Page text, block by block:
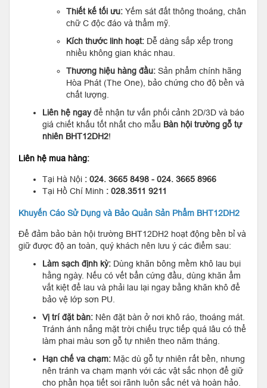
Thiết kế tối ưu: Yếm sát đất thông thoáng, chân
chữ C độc đáo và thẩm mỹ.
Kích thước linh hoạt: Dễ dàng sắp xếp trong
nhiều không gian khác nhau.
Thương hiệu hàng đầu: Sản phẩm chính hãng
Hòa Phát (The One), bảo chứng cho độ bền và
chất lượng.
Liên hệ ngayđể nhận tư vấn phối cảnh 2D/3D và báo
giá chiết khấu tốt nhất cho mẫu Bàn hội trường gỗ tự
nhiên BHT12DH2!
Liên hệ mua hàng:
Tại Hà Nội : 024. 3665 8498 - 024. 3665 8966
Tại Hồ Chí Minh : 028.3511 9211
Khuyến Cáo Sử Dụng và Bảo Quản Sản Phẩm BHT12DH2
Để đảm bảo bàn hội trường BHT12DH2 hoạt động bền bỉ và
giữ được độ an toàn, quý khách nên lưu ý các điểm sau:
Làm sạch định kỳ: Dùng khăn bông mềm khô lau bụi
hằng ngày. Nếu có vết bẩn cứng đầu, dùng khăn ẩm
vắt kiệt để lau và phải lau lại ngay bằng khăn khô để
bảo vệ lớp sơn PU.
Vị trí đặt bàn: Nên đặt bàn ở nơi khô ráo, thoáng mát.
Tránh ánh nắng mặt trời chiếu trực tiếp quá lâu có thể
làm phai màu sơn gỗ tự nhiên theo năm tháng.
Hạn chế va chạm: Mặc dù gỗ tự nhiên rất bền, nhưng
nên tránh va chạm mạnh với các vật sắc nhọn để giữ
cho phần họa tiết soi rãnh luôn sắc nét và hoàn hảo.